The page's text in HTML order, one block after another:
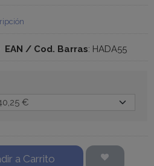
EAN / Cod. Barras: HADA55
a Carrito